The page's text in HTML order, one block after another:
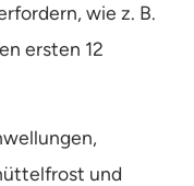
wie z. B.
ersten 12
und